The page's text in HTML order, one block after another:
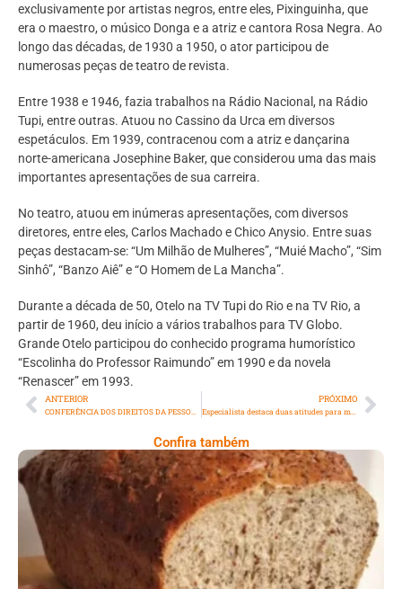
exclusivamente por artistas negros, entre eles, Pixinguinha, que
era o maestro, o músico Donga e a atriz e cantora Rosa Negra. Ao
longo das décadas, de 1930 a 1950, o ator participou de
numerosas peças de teatro de revista.
Entre 1938 e 1946, fazia trabalhos na Rádio Nacional, na Rádio
Tupi, entre outras. Atuou no Cassino da Urca em diversos
espetáculos. Em 1939, contracenou com a atriz e dançarina
norte-americana Josephine Baker, que considerou uma das mais
importantes apresentações de sua carreira.
No teatro, atuou em inúmeras apresentações, com diversos
diretores, entre eles, Carlos Machado e Chico Anysio. Entre suas
peças destacam-se: “Um Milhão de Mulheres”, “Muié Macho”, “Sim
Sinhô”, “Banzo Aiê” e “O Homem de La Mancha”.
Durante a década de 50, Otelo na TV Tupi do Rio e na TV Rio, a
partir de 1960, deu início a vários trabalhos para TV Globo.
Grande Otelo participou do conhecido programa humorístico
“Escolinha do Professor Raimundo” em 1990 e da novela
“Renascer” em 1993.
ANTERIOR PRÓXIMO
Especialista destaca duas atitudes para melhorar a sua alimentação a partir de hoje
Confira também
Comer Bem: Pão Low Carb